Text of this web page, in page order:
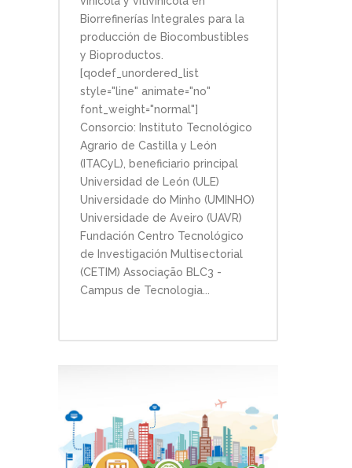
Biorrefinerías Integrales para la
producción de Biocombustibles
y Bioproductos.
[qodef_unordered_list
style="line" animate="no"
font_weight="normal"]
Consorcio: Instituto Tecnológico
Agrario de Castilla y León
(ITACyL), beneficiario principal
Universidad de León (ULE)
Universidade do Minho (UMINHO)
Universidade de Aveiro (UAVR)
Fundación Centro Tecnológico
de Investigación Multisectorial
(CETIM) Associação BLC3 -
Campus de Tecnologia...